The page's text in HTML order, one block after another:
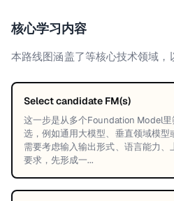
核心学习内容
本路线图涵盖了等核心技术领域，
Select candidate FM(s)
这一步是从多个Foundation Model
选，例如通用大模型、垂直领域模
需要考虑输入输出形式、语言能力
要求，先形成一...